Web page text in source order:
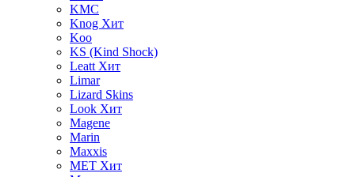
KMC
Knog Хит
Koo
KS (Kind Shock)
Leatt Хит
Limar
Lizard Skins
Look Хит
Magene
Marin
Maxxis
MET Хит